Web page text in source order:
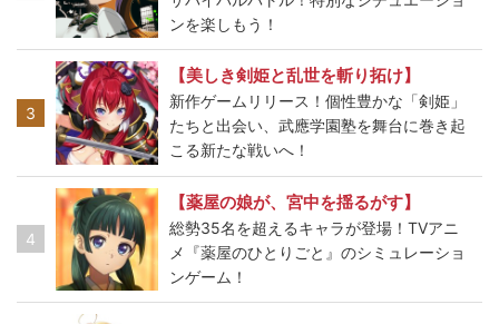
ンを楽しもう！
3
【美しき剣姫と乱世を斬り拓け】
新作ゲームリリース！個性豊かな「剣姫」
たちと出会い、武應学園塾を舞台に巻き起
こる新たな戦いへ！
4
【薬屋の娘が、宮中を揺るがす】
総勢35名を超えるキャラが登場！TVアニ
メ『薬屋のひとりごと』のシミュレーショ
ンゲーム！